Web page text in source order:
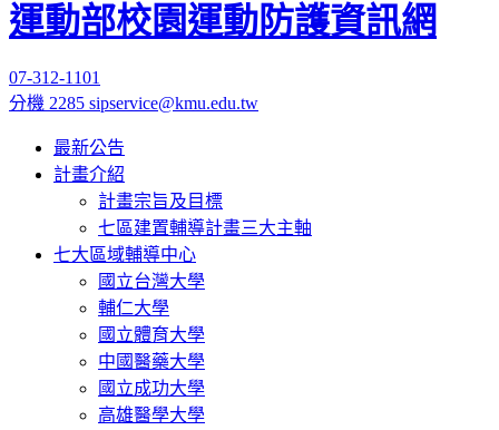
運動部校園運動防護資訊網
07-312-1101
分機 2285 sipservice@kmu.edu.tw
最新公告
計畫介紹
計畫宗旨及目標
七區建置輔導計畫三大主軸
七大區域輔導中心
國立台灣大學
輔仁大學
國立體育大學
中國醫藥大學
國立成功大學
高雄醫學大學